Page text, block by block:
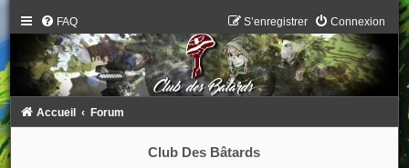
FAQ Connexion
S’enregistrer
Accueil Forum
Club Des Bâtards